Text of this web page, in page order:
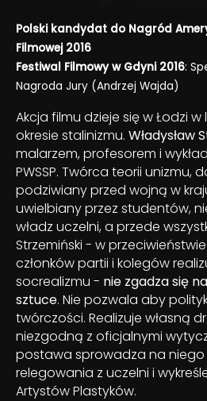
Polski kandydat do Nagród
Filmowej 2016
Festiwal Filmowy w Gdyni 2016:
Nagroda Jury (Andrzej Wajda)
Akcja filmu dzieje się w Łodzi w
okresie stalinizmu. Władysław
malarzem, profesorem i
PWSSP. Twórca teorii unizmu,
podziwiany przed wojną w
uwielbiany przez studentów,
władz uczelni, a przede
Strzemiński - w
członków partii i kolegów
socrealizmu - nie zgadza się
sztuce. Nie pozwala aby
twórczości. Realizuje własną
niezgodną z oficjalnymi
postawa sprowadza na niego
relegowania z uczelni i
Artystów Plastyków.